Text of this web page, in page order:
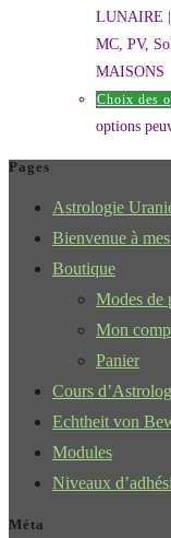
LUNAIRE |
MC, PV,
MAISONS
Choix des
options
Pages
Astrologie
Bienvenue à
Boutique
Modes de
Mon
Panier
Cours
Echtheit von
Modules
Niveaux
Méta